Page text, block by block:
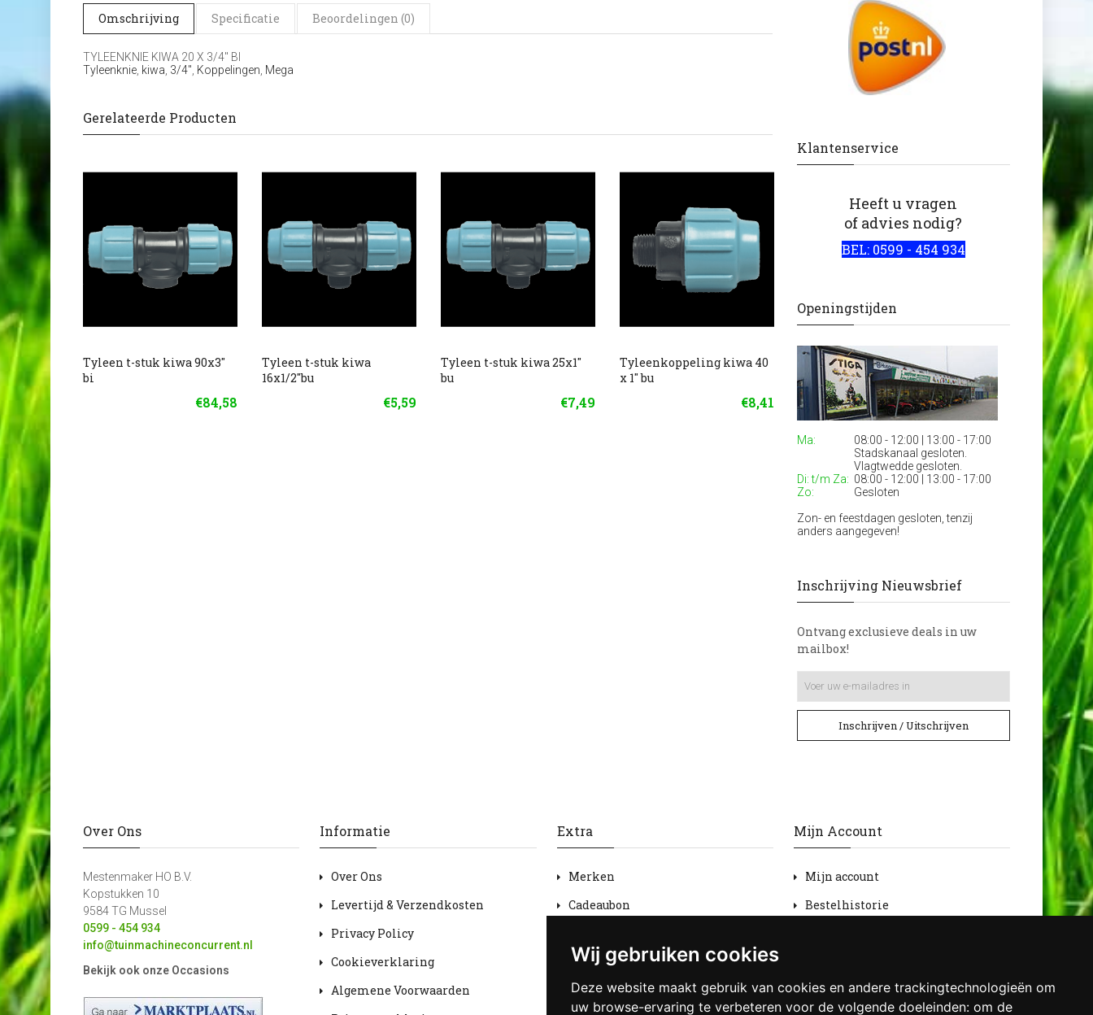
Wij gebruiken cookies
Deze website maakt gebruik van cookies en andere trackingtechnologieën om
uw browse-ervaring te verbeteren voor de volgende doeleinden: om de
Omschrijving Specificatie Beoordelingen (0)
TYLEENKNIE KIWA 20 X 3/4" BI
Tyleenknie kiwa 3/4" Koppelingen Mega
Gerelateerde Producten
Tyleen t-stuk kiwa 90x3"
bi
€84,58
Tyleen t-stuk kiwa
16x1/2"bu
€5,59
Tyleen t-stuk kiwa 25x1"
bu
€7,49
Tyleenkoppeling kiwa 40
x 1" bu
€8,41
Klantenservice
Heeft u vragen
of advies nodig?
BEL: 0599 - 454 934
Openingstijden
Ma:
08:00 - 12:00 | 13:00 - 17:00
Stadskanaal gesloten.
Vlagtwedde gesloten.
Di: t/m Za: 08:00 - 12:00 | 13:00 - 17:00
Zo:
Gesloten
Zon- en feestdagen gesloten, tenzij
anders aangegeven!
Inschrijving Nieuwsbrief
Ontvang exclusieve deals in uw
mailbox!
Inschrijven / Uitschrijven
Over Ons
Mestenmaker HO B.V.
Kopstukken 10
9584 TG Mussel
0599 - 454 934
info@tuinmachineconcurrent.nl
Bekijk ook onze Occasions
Informatie
Over Ons
Levertijd & Verzendkosten
Privacy Policy
Cookieverklaring
Algemene Voorwaarden
Extra
Merken
Cadeaubon
Sitemap
Mijn Account
Mijn account
Bestelhistorie
Nieuwsbrief